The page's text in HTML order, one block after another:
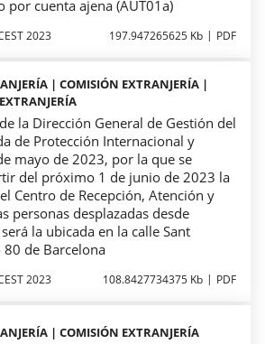
cuenta ajena (AUT01a)
2023 197.947265625 Kb PDF
| COMISIÓN EXTRANJERÍA |
la Dirección General de Gestión del
de Protección Internacional y
mayo de 2023, por la que se
del próximo 1 de junio de 2023 la
Centro de Recepción, Atención y
personas desplazadas desde
será la ubicada en la calle Sant
de Barcelona
2023 108.8427734375 Kb PDF
| COMISIÓN EXTRANJERÍA